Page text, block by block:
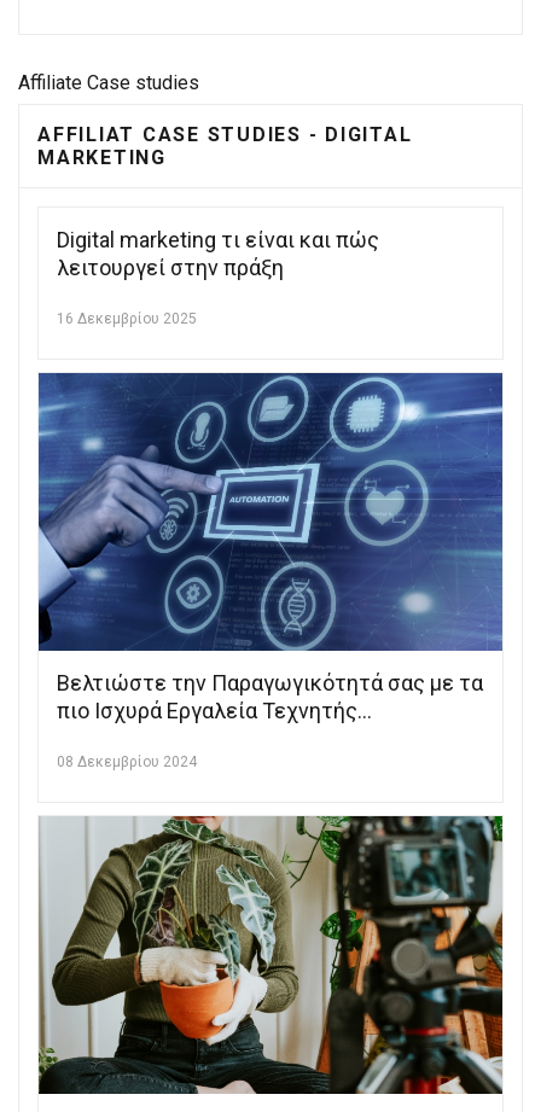
Affiliate Case studies
AFFILIAT CASE STUDIES - DIGITAL
MARKETING
Digital marketing τι είναι και πώς
λειτουργεί στην πράξη
16 Δεκεμβρίου 2025
Βελτιώστε την Παραγωγικότητά σας με τα
πιο Ισχυρά Εργαλεία Τεχνητής
08 Δεκεμβρίου 2024